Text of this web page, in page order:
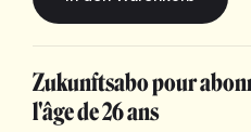
Zukunftsabo pour
l'âge de 26 ans